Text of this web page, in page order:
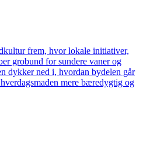
frem, hvor lokale initiativer,
grobund for sundere vaner og
dykker ned i, hvordan bydelen går
mere bæredygtig og